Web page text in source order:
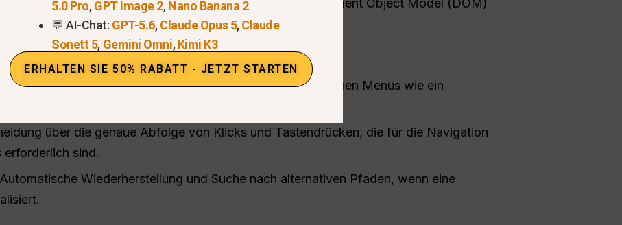
Vision-Language-Modelle (VLMs), um das Document Object Model (DOM)
gehören:
Erkennen von Schaltflächen, Formularen und dynamischen Menüs wie ein
über die genaue Abfolge von Klicks und Tastendrücken, die für die Navigation
sind.
Automatische Wiederherstellung und Suche nach alternativen Pfaden, wenn eine
5.0 Pro,GPT Image 2,Nano Banana 2
💬 AI-Chat: GPT-5.6,Claude Opus 5,Claude
Sonett 5, Gemini Omni,Kimi K3
ERHALTEN SIE 50% RABATT - JETZT STARTEN